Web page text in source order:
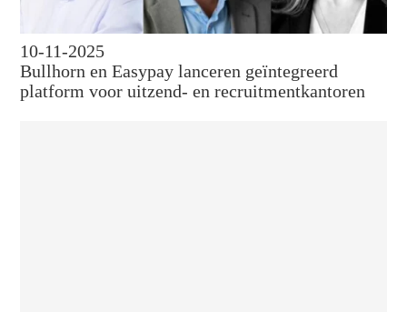
10-11-2025
Bullhorn en Easypay lanceren geïntegreerd
platform voor uitzend- en recruitmentkantoren